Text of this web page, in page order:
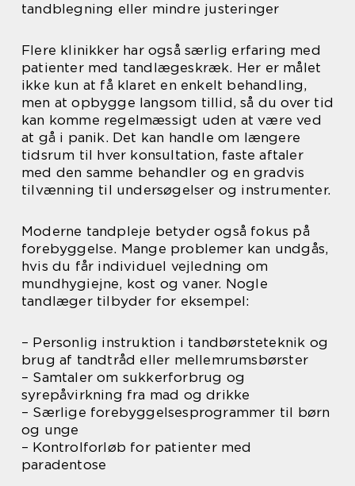
tandblegning eller mindre justeringer
Flere klinikker har også særlig erfaring med
patienter med tandlægeskræk. Her er målet
ikke kun at få klaret en enkelt behandling,
men at opbygge langsom tillid, så du over tid
kan komme regelmæssigt uden at være ved
at gå i panik. Det kan handle om længere
tidsrum til hver konsultation, faste aftaler
med den samme behandler og en gradvis
tilvænning til undersøgelser og instrumenter.
Moderne tandpleje betyder også fokus på
forebyggelse. Mange problemer kan undgås,
hvis du får individuel vejledning om
mundhygiejne, kost og vaner. Nogle
tandlæger tilbyder for eksempel:
– Personlig instruktion i tandbørsteteknik og
brug af tandtråd eller mellemrumsbørster
– Samtaler om sukkerforbrug og
syrepåvirkning fra mad og drikke
– Særlige forebyggelsesprogrammer til børn
og unge
– Kontrolforløb for patienter med
paradentose